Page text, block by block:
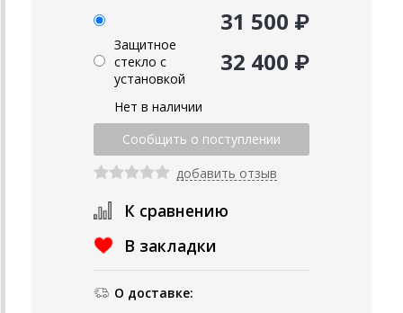
31 500 ₽
Защитное
стекло с
установкой
32 400 ₽
Нет в наличии
добавить отзыв
К сравнению
В закладки
О доставке: